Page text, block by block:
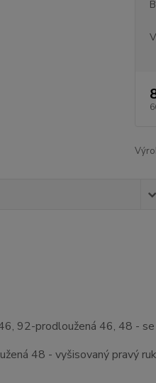
92-prodloužená 46, 48 -
pravý rukáv od